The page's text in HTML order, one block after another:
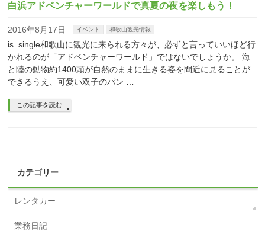
白浜アドベンチャーワールドで真夏の夜を楽しもう！
2016年8月17日 イベント 和歌山観光情報
is_single和歌山に観光に来られる方々が、必ずと言っていいほど行
かれるのが「アドベンチャーワールド」ではないでしょうか。 海
と陸の動物約1400頭が自然のままに生きる姿を間近に見ることが
できるうえ、可愛い双子のパン …
この記事を読む
カテゴリー
レンタカー
業務日記